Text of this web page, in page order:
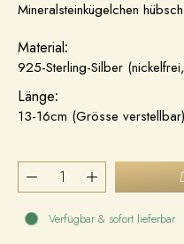
Mineralsteinkügelchen
Material:
925-Sterling-Silber
Länge:
13-16cm (Grösse verstellbar)
Verfügbar & sofort lieferbar